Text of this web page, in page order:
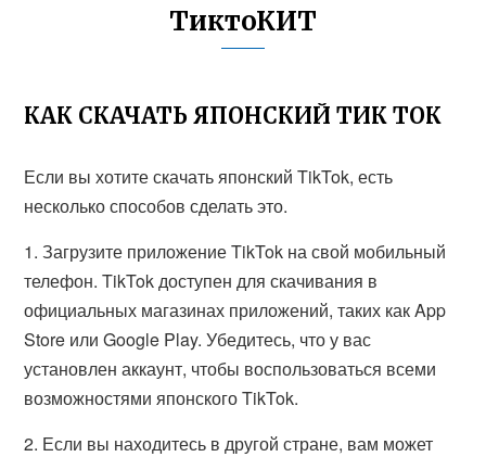
ТиктоКИТ
КАК СКАЧАТЬ ЯПОНСКИЙ ТИК ТОК
Если вы хотите скачать японский TikTok, есть
несколько способов сделать это.
1. Загрузите приложение TikTok на свой мобильный
телефон. TikTok доступен для скачивания в
официальных магазинах приложений, таких как App
Store или Google Play. Убедитесь, что у вас
установлен аккаунт, чтобы воспользоваться всеми
возможностями японского TikTok.
2. Если вы находитесь в другой стране, вам может